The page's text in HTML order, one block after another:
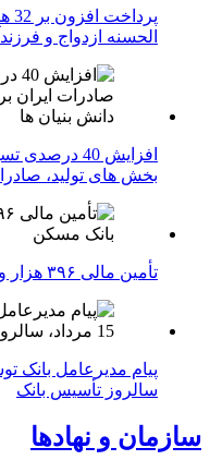
الحسنه ازدواج و
افزایش 40
بخش های تولید،
تأمین مالی ۳۹۶ هزار واحد نهضت ملی توسط بانک مسکن
سالروز تأسیس بانک
سازمان و نهادها